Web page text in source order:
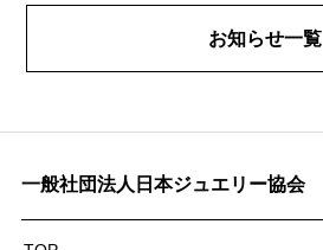
お知らせ一覧
一般社団法人日本ジュエリー協会